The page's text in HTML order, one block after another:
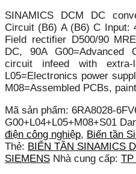
SINAMICS DCM DC
Circuit (B6) A (B6) C Input:
Field rectifier D500/90
DC, 90A G00=Advanced
circuit infeed with
L05=Electronics power
M08=Assembled PCBs,
Mã sản phẩm: 6RA8028-
G00+L04+L05+M08+S01
điện công nghiệp, Biến tần
Thẻ: BIẾN TẦN SINAMICS
SIEMENS Nhà cung cấp: TP